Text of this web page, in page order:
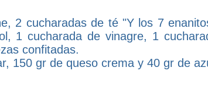
2 cucharadas de té "Y los 7
1 cucharada de vinagre, 1
confitadas.
150 gr de queso crema y 40 gr de